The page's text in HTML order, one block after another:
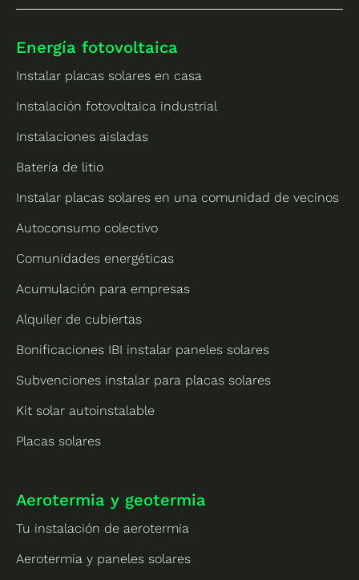
Energía fotovoltaica
Instalar placas solares en casa
Instalación fotovoltaica industrial
Instalaciones aisladas
Batería de litio
Instalar placas solares en una comunidad de vecinos
Autoconsumo colectivo
Comunidades energéticas
Acumulación para empresas
Alquiler de cubiertas
Bonificaciones IBI instalar paneles solares
Subvenciones instalar para placas solares
Kit solar autoinstalable
Placas solares
Aerotermia y geotermia
Tu instalación de aerotermia
Aerotermia y paneles solares